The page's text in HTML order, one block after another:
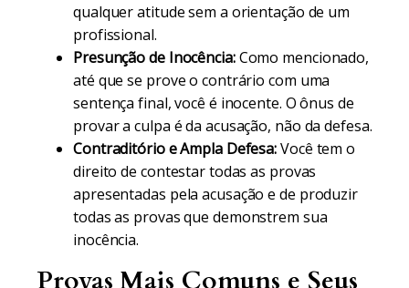
qualquer atitude sem a orientação de um
profissional.
Presunção de Inocência:Como mencionado,
até que se prove o contrário com uma
sentença final, você é inocente. O ônus de
provar a culpa é da acusação, não da defesa.
Contraditório e Ampla Defesa:Você tem o
direito de contestar todas as provas
apresentadas pela acusação e de produzir
todas as provas que demonstrem sua
inocência.
Provas Mais Comuns e Seus